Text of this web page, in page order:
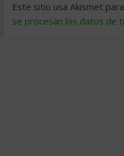
Este sitio usa Akismet
se procesan los datos de